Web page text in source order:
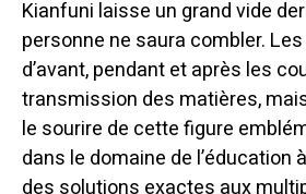
Kianfuni laisse un grand vide
personne ne saura combler.
d’avant, pendant et après les
transmission des matières,
le sourire de cette figure
dans le domaine de l’éducation